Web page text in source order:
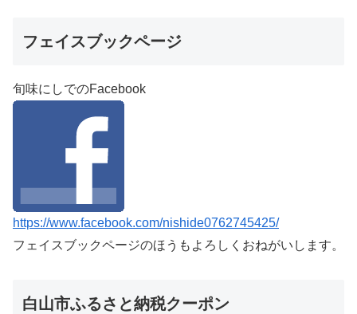
フェイスブックページ
旬味にしでのFacebook
https://www.facebook.com/nishide0762745425/
フェイスブックページのほうもよろしくおねがいします。
白山市ふるさと納税クーポン